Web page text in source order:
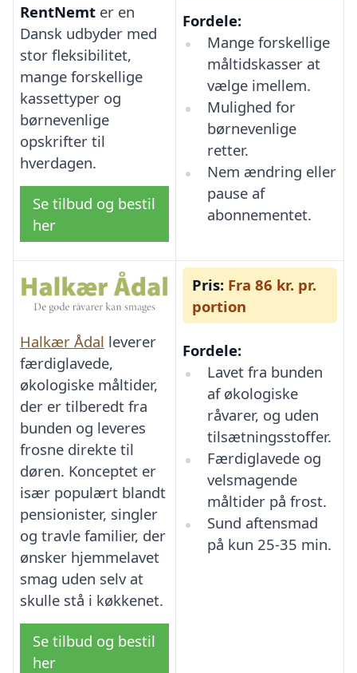
RentNemt er en
Dansk udbyder med
stor fleksibilitet,
mange forskellige
kassettyper og
børnevenlige
opskrifter til
hverdagen.
Se tilbud og bestil
her
Fordele:
Mange forskellige
måltidskasser at
vælge imellem.
Mulighed for
børnevenlige
retter.
Nem ændring eller
pause af
abonnementet.
Halkær Ådal leverer
færdiglavede,
økologiske måltider,
der er tilberedt fra
bunden og leveres
frosne direkte til
døren. Konceptet er
især populært blandt
pensionister, singler
og travle familier, der
ønsker hjemmelavet
smag uden selv at
skulle stå i køkkenet.
Se tilbud og bestil
her
Pris: Fra 86 kr. pr.
portion
Fordele:
Lavet fra bunden
af økologiske
råvarer, og uden
tilsætningsstoffer.
Færdiglavede og
velsmagende
måltider på frost.
Sund aftensmad
på kun 25-35 min.